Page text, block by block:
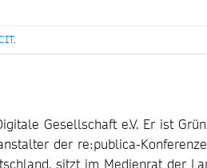
.
Gesellschaft e.V. Er ist
der re:publica-
sitzt im Medienrat der